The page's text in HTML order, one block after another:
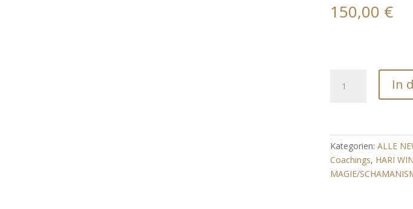
150,00 €
"Zeitliche
Energieverzerrung"
Zeit/Integrität
&
Souveränität)
In
Kategorien:ALLE
Coachings, HARI
MAGIE/